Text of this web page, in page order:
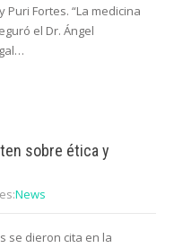
Fortes. “La medicina
el Dr. Ángel
sobre ética y
News
se dieron cita en la